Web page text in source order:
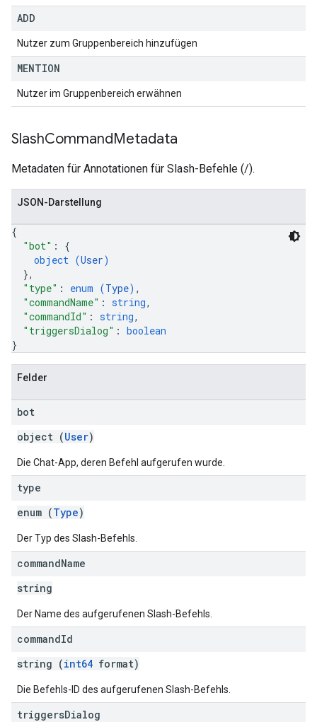
ADD
Nutzer zum Gruppenbereich hinzufügen
MENTION
Nutzer im Gruppenbereich erwähnen
SlashCommandMetadata
Metadaten für Annotationen für Slash-Befehle (/).
JSON-Darstellung
{
"bot" : {
object (User)
},
"type" : enum (Type) ,
"commandName" : string,
"commandId" : string,
"triggersDialog" : boolean
}
Felder
bot
object (User)
Die Chat-App, deren Befehl aufgerufen wurde.
type
enum (Type)
Der Typ des Slash-Befehls.
commandName
string
Der Name des aufgerufenen Slash-Befehls.
commandId
string (int64 format)
Die Befehls-ID des aufgerufenen Slash-Befehls.
triggersDialog